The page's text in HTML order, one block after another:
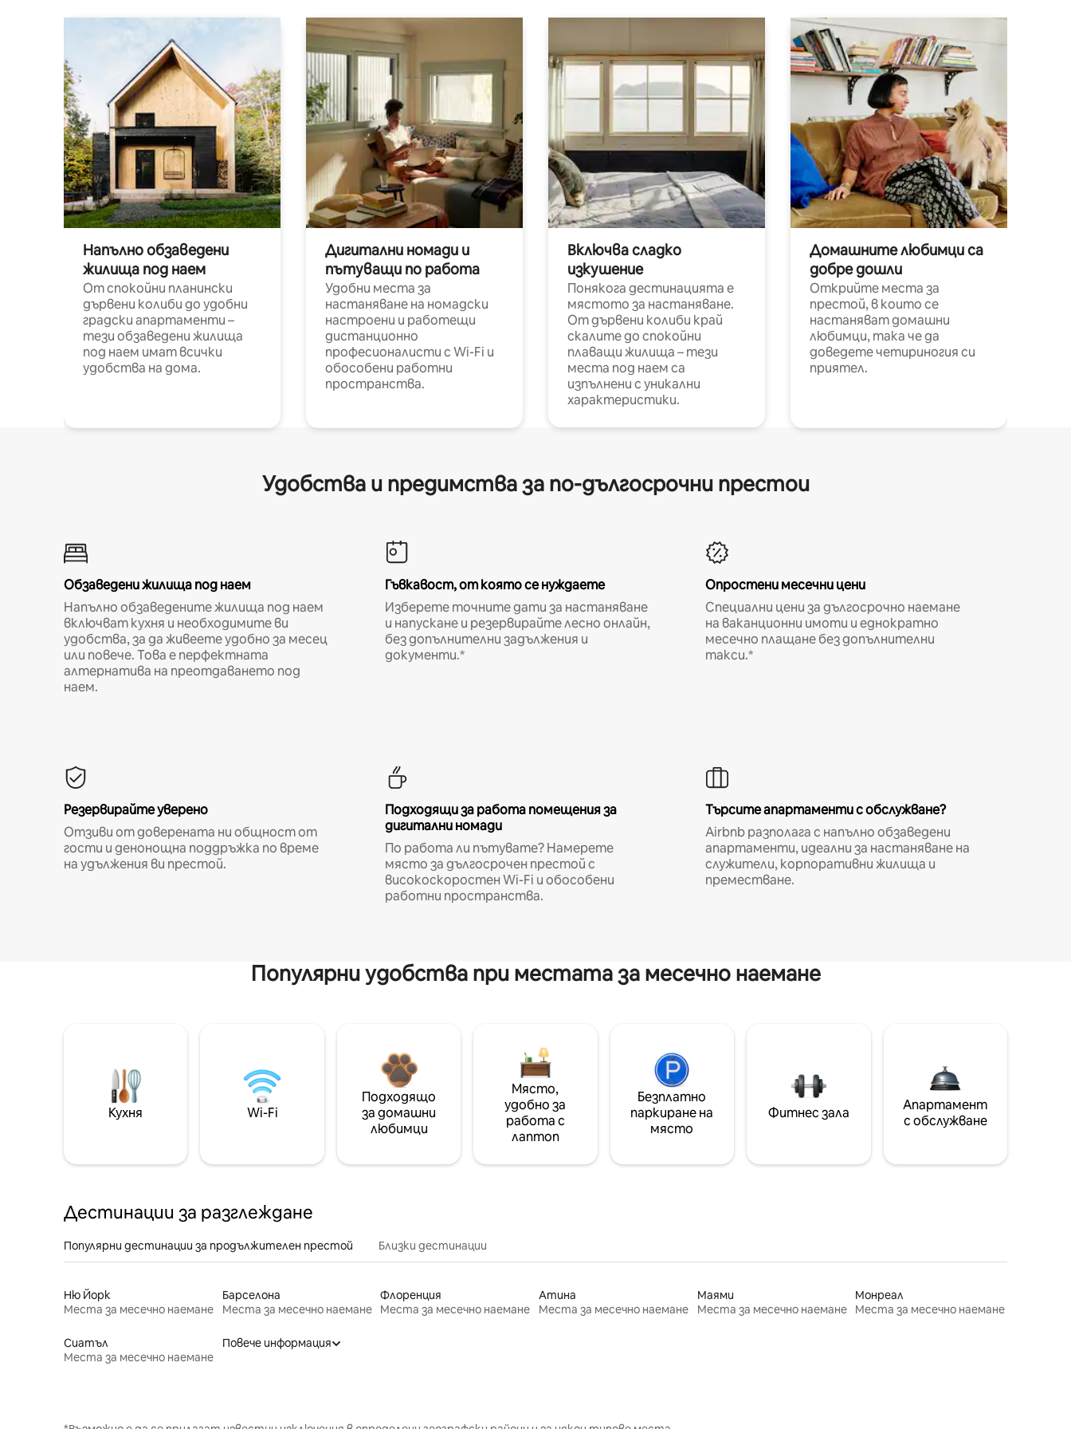
Напълно обзаведени
жилища под наем
От спокойни планински
дървени колиби до удобни
градски апартаменти –
тези обзаведени жилища
под наем имат всички
удобства на дома.
Дигитални номади и
пътуващи по работа
Удобни места за
настаняване на номадски
настроени и работещи
дистанционно
професионалисти с Wi-Fi и
обособени работни
пространства.
Включва сладко
изкушение
Понякога дестинацията е
мястото за настаняване.
От дървени колиби край
скалите до спокойни
плаващи жилища – тези
места под наем са
изпълнени с уникални
характеристики.
Домашните любимци са
добре дошли
Открийте места за
престой, в които се
настаняват домашни
любимци, така че да
доведете четириногия си
приятел.
Удобства и предимства за по-дългосрочни престои
Обзаведени жилища под наем
Напълно обзаведените жилища под наем
включват кухня и необходимите ви
удобства, за да живеете удобно за месец
или повече. Това е перфектната
алтернатива на преотдаването под
наем.
Гъвкавост, от която се нуждаете
Изберете точните дати за настаняване
и напускане и резервирайте лесно онлайн,
без допълнителни задължения и
документи.*
Опростени месечни цени
Специални цени за дългосрочно наемане
на ваканционни имоти и еднократно
месечно плащане без допълнителни
такси.*
Резервирайте уверено
Отзиви от доверената ни общност от
гости и денонощна поддръжка по време
на удължения ви престой.
Подходящи за работа помещения за
дигитални номади
По работа ли пътувате? Намерете
място за дългосрочен престой с
високоскоростен Wi-Fi и обособени
работни пространства.
Търсите апартаменти с обслужване?
Airbnb разполага с напълно обзаведени
апартаменти, идеални за настаняване на
служители, корпоративни жилища и
преместване.
Популярни удобства при местата за месечно наемане
Кухня Wi-Fi
Подходящо
за домашни
любимци
Място,
удобно за
работа с
лаптоп
Безплатно
паркиране на
място
Фитнес зала
Апартамент
с обслужване
Дестинации за разглеждане
Популярни дестинации за продължителен престой Близки дестинации
Ню Йорк
Места за месечно наемане
Барселона
Места за месечно наемане
Флоренция
Места за месечно наемане
Атина
Места за месечно наемане
Маями
Места за месечно наемане
Монреал
Места за месечно наемане
Сиатъл
Места за месечно наемане
Повече информация